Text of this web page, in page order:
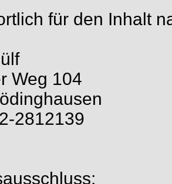
für den Inhalt
Weg 104
2812139